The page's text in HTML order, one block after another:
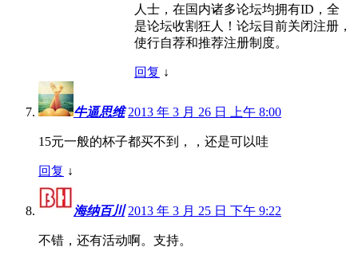
人士，在国内诸多论坛均拥有ID，全
是论坛收割狂人！论坛目前关闭注册，
使行自荐和推荐注册制度。
回复 ↓
牛逼思维 2013 年 3 月 26 日 上午 8:00
15元一般的杯子都买不到，，还是可以哇
回复 ↓
海纳百川 2013 年 3 月 25 日 下午 9:22
不错，还有活动啊。支持。